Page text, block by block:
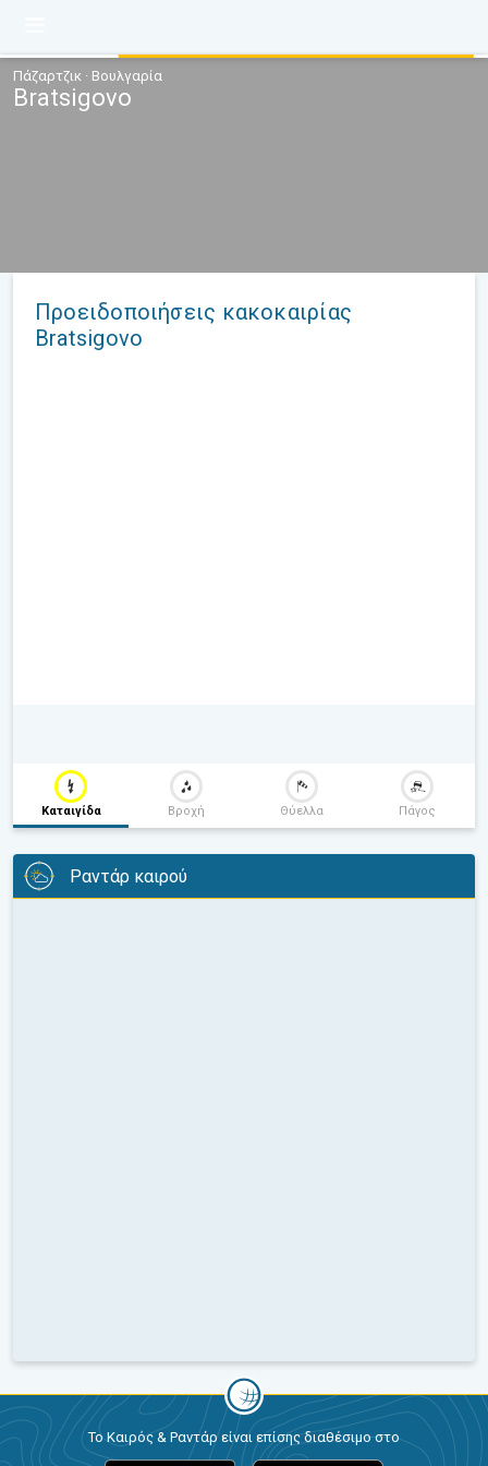
Πάζαρτζικ · Βουλγαρία
Bratsigovo
Προειδοποιήσεις κακοκαιρίας
Bratsigovo
Καταιγίδα Βροχή Θύελλα Πάγος
Ραντάρ καιρού
Το Καιρός & Ραντάρ είναι επίσης διαθέσιμο στο